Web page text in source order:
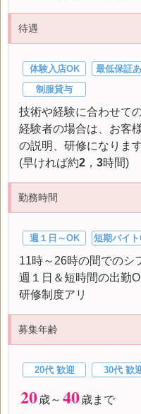
待遇
体験入店OK 最低保証
制服貸与
技術や経験に合わせて
経験者の場合は、お客
の説明、研修になります
(早ければ約2 ， 3時間)
勤務時間
週１日～OK 短期バイ
11時～26時の間でのシ
週１日＆短時間の出勤
研修制度アリ
募集年齢
20代 歓迎 30代 歓
20歳～ 40歳まで